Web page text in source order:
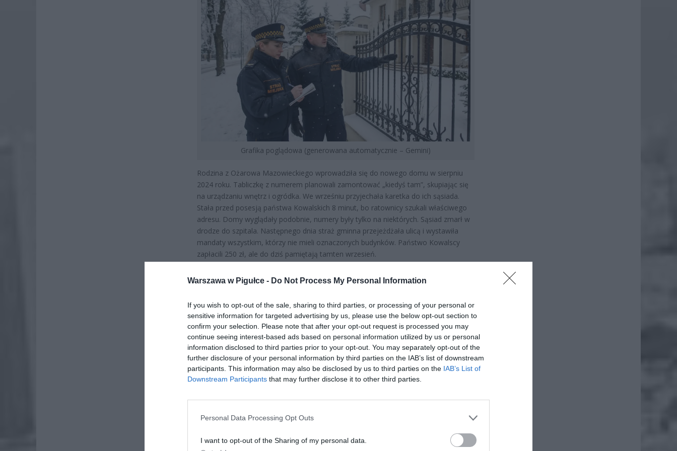
Warszawa w Pigułce - Do Not Process My Personal Information
If you wish to opt-out of the sale, sharing to third parties, or processing of your personal or
sensitive information for targeted advertising by us, please use the below opt-out section to
confirm your selection. Please note that after your opt-out request is processed you may
continue seeing interest-based ads based on personal information utilized by us or personal
information disclosed to third parties prior to your opt-out. You may separately opt-out of the
further disclosure of your personal information by third parties on the IAB’s list of downstream
participants. This information may also be disclosed by us to third parties on the IAB’s List of
Downstream Participants that may further disclose it to other third parties.
Personal Data Processing Opt Outs
I want to opt-out of the Sharing of my personal data.
Grafika poglądowa (generowana automatycznie – Gemini)
Rodzina z Ożarowa Mazowieckiego wprowadziła się do nowego domu w sierpniu
2024 roku. Tabliczkę z numerem planowali zamontować „kiedyś tam”, skupiając się
na urządzaniu wnętrz i ogródka. We wrześniu przyjechała karetka do ich sąsiada.
Stała przed posesją państwa Kowalskich 8 minut, bo ratownicy szukali właściwego
adresu. Domy wyglądały podobnie, numery były tylko na niektórych. Sąsiad zmarł w
drodze do szpitala. Następnego dnia straż gminna przejeżdżała ulicą i wystawiła
mandaty wszystkim, którzy nie mieli oznaczonych budynków. Państwo Kowalscy
zapłacili 250 zł, ale do dziś pamiętają tamten wrzesień.
ad
ZOBACZ RÓWNIEŻ: